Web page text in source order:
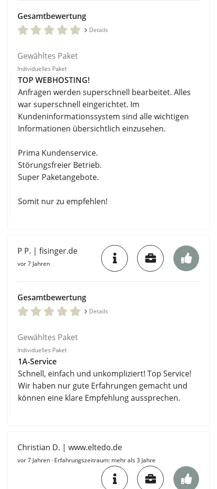
Gesamtbewertung
Details
Gewähltes Paket
Individuelles Paket
TOP WEBHOSTING!
Anfragen werden superschnell bearbeitet. Alles
war superschnell eingerichtet. Im
Kundeninformationssystem sind alle wichtigen
Informationen übersichtlich einzusehen.
Prima Kundenservice.
Störungsfreier Betrieb.
Super Paketangebote.
Somit nur zu empfehlen!
P P. | fisinger.de
vor 7 Jahren
Gesamtbewertung
Details
Gewähltes Paket
Individuelles Paket
1A-Service
Schnell, einfach und unkompliziert! Top Service!
Wir haben nur gute Erfahrungen gemacht und
können eine klare Empfehlung aussprechen.
Christian D. | www.eltedo.de
vor 7 Jahren · Erfahrungszeitraum: mehr als 3 Jahre